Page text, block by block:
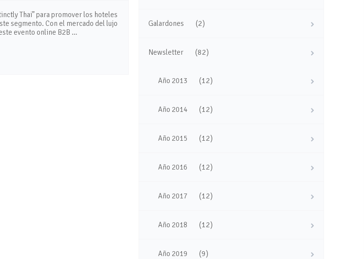
Thai” para promover los hoteles
segmento. Con el mercado del lujo
evento online B2B …
Galardones (2)
Newsletter (82)
Año 2013 (12)
Año 2014 (12)
Año 2015 (12)
Año 2016 (12)
Año 2017 (12)
Año 2018 (12)
Año 2019 (9)